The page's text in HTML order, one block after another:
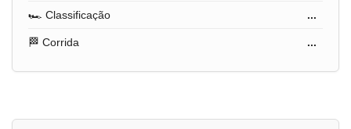
🏎️ Classificação ...
🏁 Corrida ...